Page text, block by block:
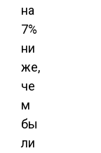
на
7%
ни
же,
че
м
бы
ли